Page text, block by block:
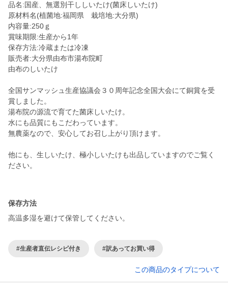
品名:国産、無選別干ししいたけ(菌床しいたけ)
原材料名(植菌地:福岡県 栽培地:大分県)
内容量:250ｇ
賞味期限:生産から1年
保存方法:冷蔵または冷凍
販売者:大分県由布市湯布院町
由布のしいたけ
全国サンマッシュ生産協議会３０周年記念全国大会にて銅賞を受
賞しました。
湯布院の源流で育てた菌床しいたけ。
水にも品質にもこだわっています。
無農薬なので、安心してお召し上がり頂けます。
他にも、生しいたけ、極小しいたけも出品していますのでご覧く
ださい。
保存方法
高温多湿を避けて保管してください。
#生産者直伝レシピ付き #訳あってお買い得
この商品のタイプについて